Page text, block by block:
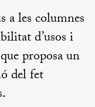
a les columnes
d’usos i
proposa un
del fet